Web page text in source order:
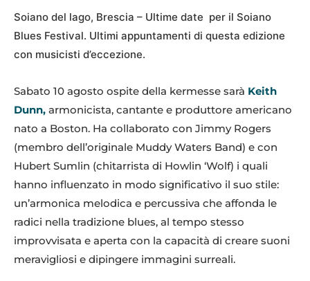
Soiano del lago, Brescia – Ultime date per il Soiano
Blues Festival. Ultimi appuntamenti di questa edizione
con musicisti d’eccezione.
Sabato 10 agosto ospite della kermesse sarà Keith
Dunn, armonicista, cantante e produttore americano
nato a Boston. Ha collaborato con Jimmy Rogers
(membro dell’originale Muddy Waters Band) e con
Hubert Sumlin (chitarrista di Howlin ‘Wolf) i quali
hanno influenzato in modo significativo il suo stile:
un’armonica melodica e percussiva che affonda le
radici nella tradizione blues, al tempo stesso
improvvisata e aperta con la capacità di creare suoni
meravigliosi e dipingere immagini surreali.